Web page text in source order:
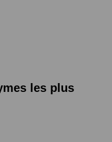
les plus